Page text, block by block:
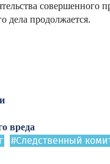
совершенного
дела продолжается.
вреда
#Следственный